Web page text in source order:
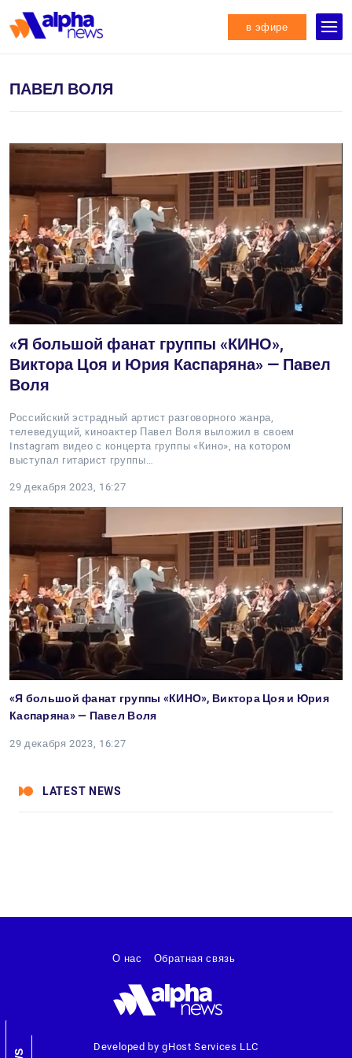
в эфире
ПАВЕЛ ВОЛЯ
«Я большой фанат группы «КИНО»,
Виктора Цоя и Юрия Каспаряна» — Павел
Воля
Российский эстрадный артист разговорного жанра,
телеведущий, киноактер Павел Воля выложил в своем
Instagram видео с концерта группы «Кино», на котором
выступал гитарист группы…
29 декабря 2023, 16:27
«Я большой фанат группы «КИНО», Виктора Цоя и Юрия
Каспаряна» — Павел Воля
29 декабря 2023, 16:27
LATEST NEWS
Developed by gHost Services LLC
О нас Обратная связь